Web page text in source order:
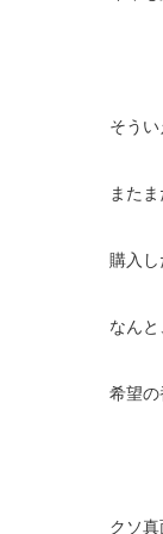
そう
また
購入
なんと、
希望
クソ